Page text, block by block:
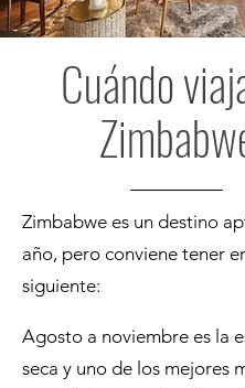
Cuándo
Zimbabwe es un destino
año, pero conviene tener
siguiente:
Agosto a noviembre es la
seca y uno de los mejores